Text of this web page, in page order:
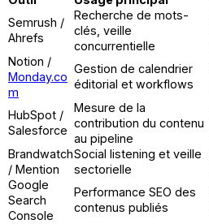
Semrush /
Ahrefs
Recherche de mots-
clés, veille
concurrentielle
Notion /
Monday.co
m
Gestion de calendrier
éditorial et workflows
HubSpot /
Salesforce
Mesure de la
contribution du contenu
au pipeline
Brandwatch
/ Mention
Social listening et veille
sectorielle
Google
Search
Console
Performance SEO des
contenus publiés